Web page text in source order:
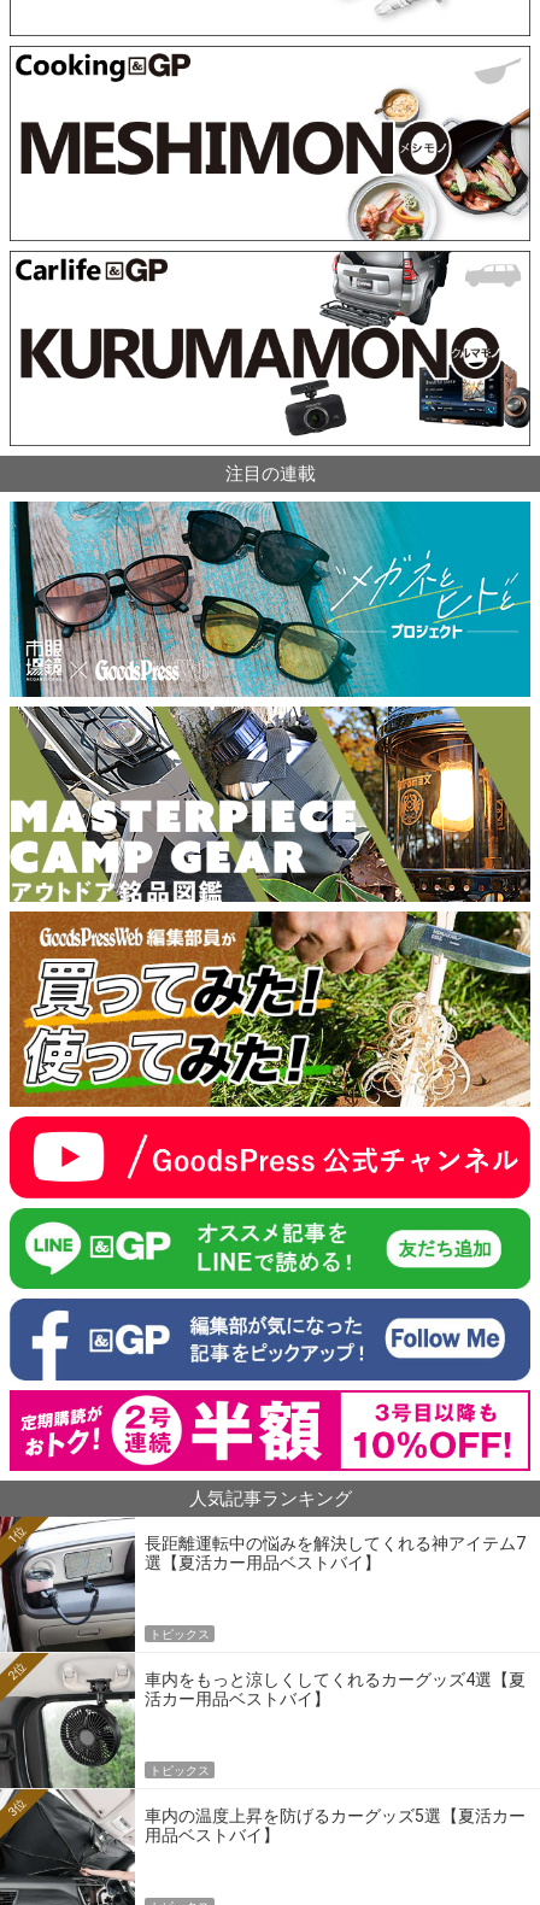
注目の連載
人気記事ランキング
長距離運転中の悩みを解決してくれる神アイテム7
選【夏活カー用品ベストバイ】
1位
トピックス
車内をもっと涼しくしてくれるカーグッズ4選【夏
活カー用品ベストバイ】
2位
トピックス
車内の温度上昇を防げるカーグッズ5選【夏活カー
用品ベストバイ】
3位